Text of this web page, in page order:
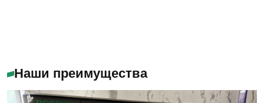
Наши преимущества